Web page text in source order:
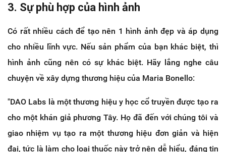
3. Sự phù hợp của hình ảnh
Có rất nhiều cách để tạo nên 1 hình ảnh đẹp và áp dụng
cho nhiều lĩnh vực. Nếu sản phẩm của bạn khác biệt, thì
hình ảnh cũng nên có sự khác biệt. Hãy lắng nghe câu
chuyện về xây dựng thương hiệu của Maria Bonello:
"DAO Labs là một thương hiệu y học cổ truyền được tạo ra
cho một khán giả phương Tây. Họ đã đến với chúng tôi và
giao nhiệm vụ tạo ra một thương hiệu đơn giản và hiện
đại, tức là làm cho loại thuốc này trở nên dễ hiểu, đáng tin